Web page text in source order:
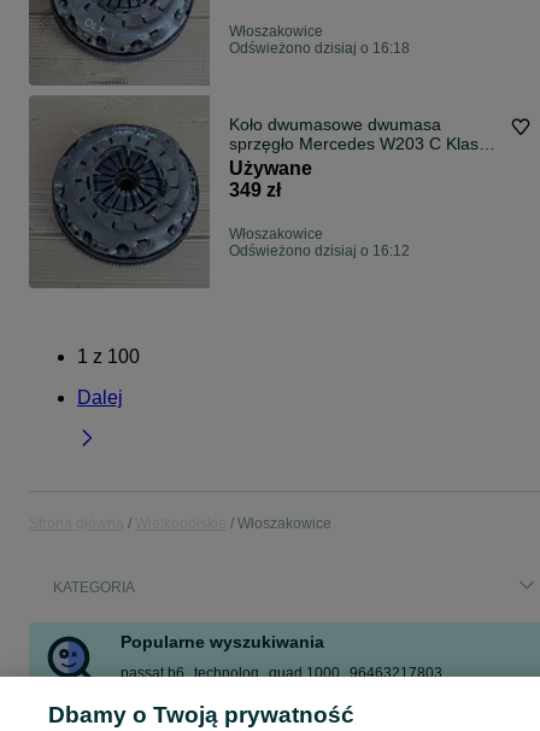
Włoszakowice
Odświeżono dzisiaj o 16:18
Koło dwumasowe dwumasa
sprzęgło Mercedes W203 C Klasa
1.8 Kompressor
Używane
349 zł
Włoszakowice
Odświeżono dzisiaj o 16:12
1 z 100
Dalej
Włoszakowice
KATEGORIA
Popularne wyszukiwania
passat b6 technolog quad 1000 96463217803
Dbamy o Twoją prywatność